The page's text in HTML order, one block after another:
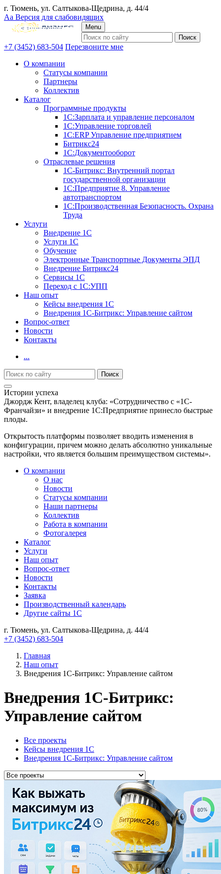
г. Тюмень, ул. Салтыкова-Щедрина, д. 44/4
Аа Версия для слабовидящих
Menu
+7 (3452) 683-504 Перезвоните мне
О компании
Статусы компании
Партнеры
Коллектив
Каталог
Программные продукты
1С:Зарплата и управление персоналом
1С:Управление торговлей
1С:ERP Управление предприятием
Битрикс24
1С:Документооборот
Отраслевые решения
1С-Битрикс: Внутренний портал
государственной организации
1С:Предприятие 8. Управление
автотранспортом
1С:Производственная Безопасность. Охрана
Труда
Услуги
Внедрение 1С
Услуги 1С
Обучение
Электронные Транспортные Документы ЭПД
Внедрение Битрикс24
Сервисы 1С
Переход с 1С:УПП
Наш опыт
Кейсы внедрения 1С
Внедрения 1С-Битрикс: Управление сайтом
Вопрос-ответ
Новости
Контакты
...
Истории успеха
Джордж Кент, владелец клуба: «Сотрудничество с «1С-
Франчайзи» и внедрение 1С:Предприятие принесло быстрые
плоды.
Открытость платформы позволяет вводить изменения в
конфигурации, причем можно делать абсолютно уникальные
настройки, что является большим преимуществом системы».
О компании
О нас
Новости
Cтатусы компании
Наши партнеры
Коллектив
Работа в компании
Фотогалерея
Каталог
Услуги
Наш опыт
Вопрос-ответ
Новости
Контакты
Заявка
Производственный календарь
Другие сайты 1С
г. Тюмень, ул. Салтыкова-Щедрина, д. 44/4
+7 (3452) 683-504
Главная
Наш опыт
Внедрения 1С-Битрикс: Управление сайтом
Внедрения 1С-Битрикс:
Управление сайтом
Все проекты
Кейсы внедрения 1С
Внедрения 1С-Битрикс: Управление сайтом